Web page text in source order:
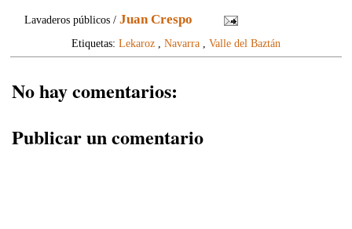
Lavaderos públicos /Juan Crespo
Etiquetas: Lekaroz Navarra Valle del Baztán
No hay comentarios:
Publicar un comentario